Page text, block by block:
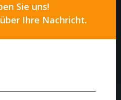
Sie uns!
Ihre Nachricht.